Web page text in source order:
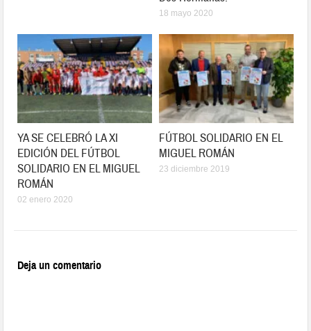
18 mayo 2020
YA SE CELEBRÓ LA XI
EDICIÓN DEL FÚTBOL
SOLIDARIO EN EL MIGUEL
ROMÁN
02 enero 2020
FÚTBOL SOLIDARIO EN EL
MIGUEL ROMÁN
23 diciembre 2019
Deja un comentario